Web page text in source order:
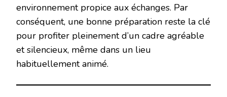
environnement propice aux échanges. Par
conséquent, une bonne préparation reste la clé
pour profiter pleinement d’un cadre agréable
et silencieux, même dans un lieu
habituellement animé.